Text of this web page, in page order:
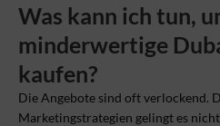
Was kann ich tun,
minderwertige
kaufen?
Die Angebote sind oft verlockend.
Marketingstrategien gelingt es